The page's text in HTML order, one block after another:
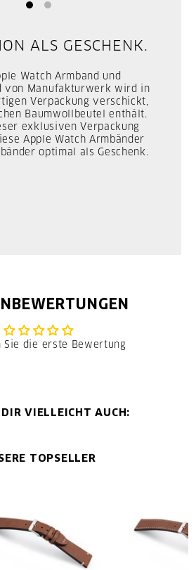
ALS GESCHENK.
Watch Armband und
von Manufakturwerk wird in
Verpackung verschickt,
Baumwollbeutel enthält.
exklusiven Verpackung
Apple Watch Armbänder
optimal als Geschenk.
Sie die erste Bewertung
VIELLEICHT AUCH:
TOPSELLER